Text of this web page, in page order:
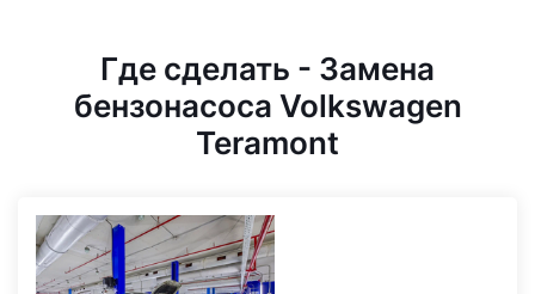
Где сделать - Замена
бензонасоса Volkswagen
Teramont